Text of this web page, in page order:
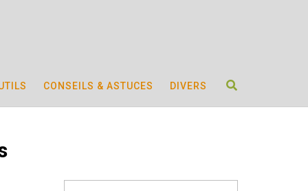
CONSEILS & ASTUCES DIVERS